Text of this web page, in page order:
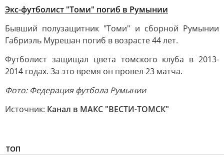
Экс-футболист "Томи" погиб в Румынии
Бывший полузащитник "Томи" и сборной Румынии
Габриэль Мурешан погиб в возрасте 44 лет.
Футболист защищал цвета томского клуба в 2013-
2014 годах. За это время он провел 23 матча.
Фото: Федерация футбола Румынии
Источник: Канал в МАКС "ВЕСТИ-ТОМСК"
ТОП